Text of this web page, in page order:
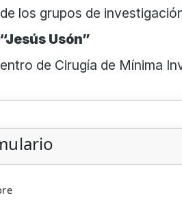
los grupos de
Usón”
de Cirugía de Mínima